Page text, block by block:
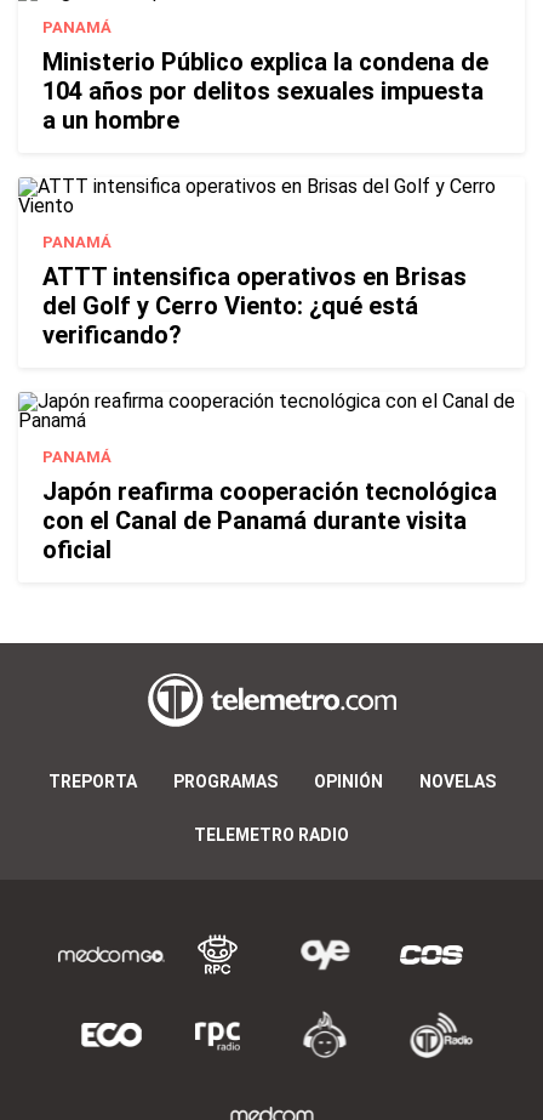
PANAMÁ
Ministerio Público explica la condena de
104 años por delitos sexuales impuesta
a un hombre
PANAMÁ
ATTT intensifica operativos en Brisas
del Golf y Cerro Viento: ¿qué está
verificando?
PANAMÁ
Japón reafirma cooperación tecnológica
con el Canal de Panamá durante visita
oficial
TREPORTA PROGRAMAS OPINIÓN NOVELAS
TELEMETRO RADIO